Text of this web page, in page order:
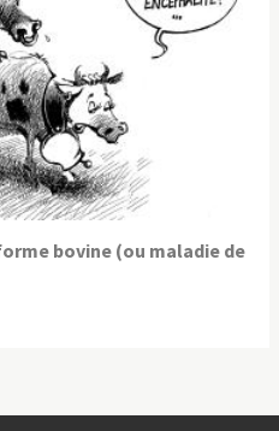
bovine (ou maladie de